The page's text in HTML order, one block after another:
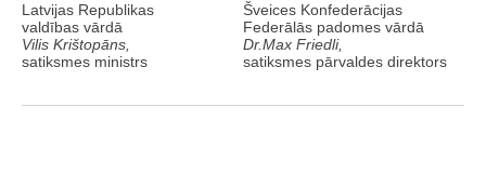
Latvijas Republikas
Šveices Konfederācijas
valdības vārdā
Federālās padomes vārdā
Vilis Krištopāns,
Dr.Max Friedli,
satiksmes ministrs
satiksmes pārvaldes direktors